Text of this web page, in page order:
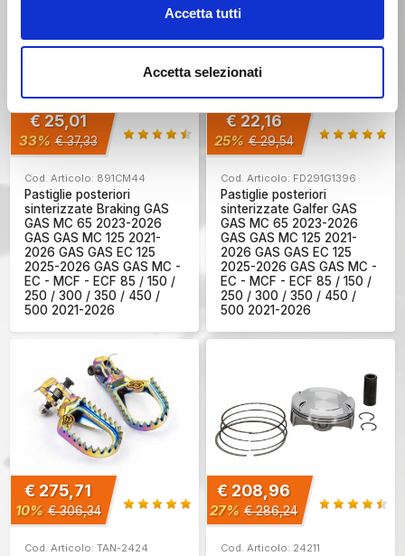
Accetta tutti
Accetta selezionati
€ 25,01
33% € 37,33
Cod. Articolo: 891CM44
Pastiglie posteriori
sinterizzate Braking GAS
GAS MC 65 2023-2026
GAS GAS MC 125 2021-
2026 GAS GAS EC 125
2025-2026 GAS GAS MC -
EC - MCF - ECF 85 / 150 /
250 / 300 / 350 / 450 /
500 2021-2026
€ 22,16
25% € 29,54
Cod. Articolo: FD291G1396
Pastiglie posteriori
sinterizzate Galfer GAS
GAS MC 65 2023-2026
GAS GAS MC 125 2021-
2026 GAS GAS EC 125
2025-2026 GAS GAS MC -
EC - MCF - ECF 85 / 150 /
250 / 300 / 350 / 450 /
500 2021-2026
€ 275,71
10% € 306,34
Cod. Articolo: TAN-2424
€ 208,96
27% € 286,24
Cod. Articolo: 24211